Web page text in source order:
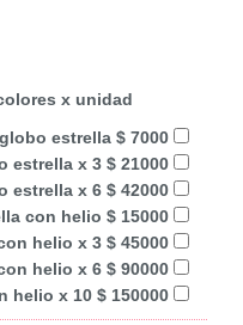
x unidad
globo estrella $ 7000
estrella x 3 $ 21000
estrella x 6 $ 42000
con helio $ 15000
helio x 3 $ 45000
helio x 6 $ 90000
helio x 10 $ 150000